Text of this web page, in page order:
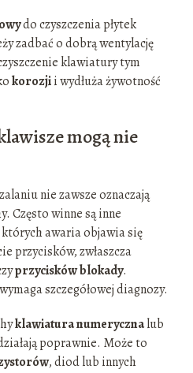
do czyszczenia płytek
zadbać o dobrą wentylację
klawiatury tym
korozjii wydłuża żywotność
mogą nie
nie zawsze oznaczają
Często winne są inne
awaria objawia się
przycisków, zwłaszcza
przycisków blokady.
szczegółowej diagnozy.
klawiatura numerycznalub
poprawnie. Może to
, diod lub innych